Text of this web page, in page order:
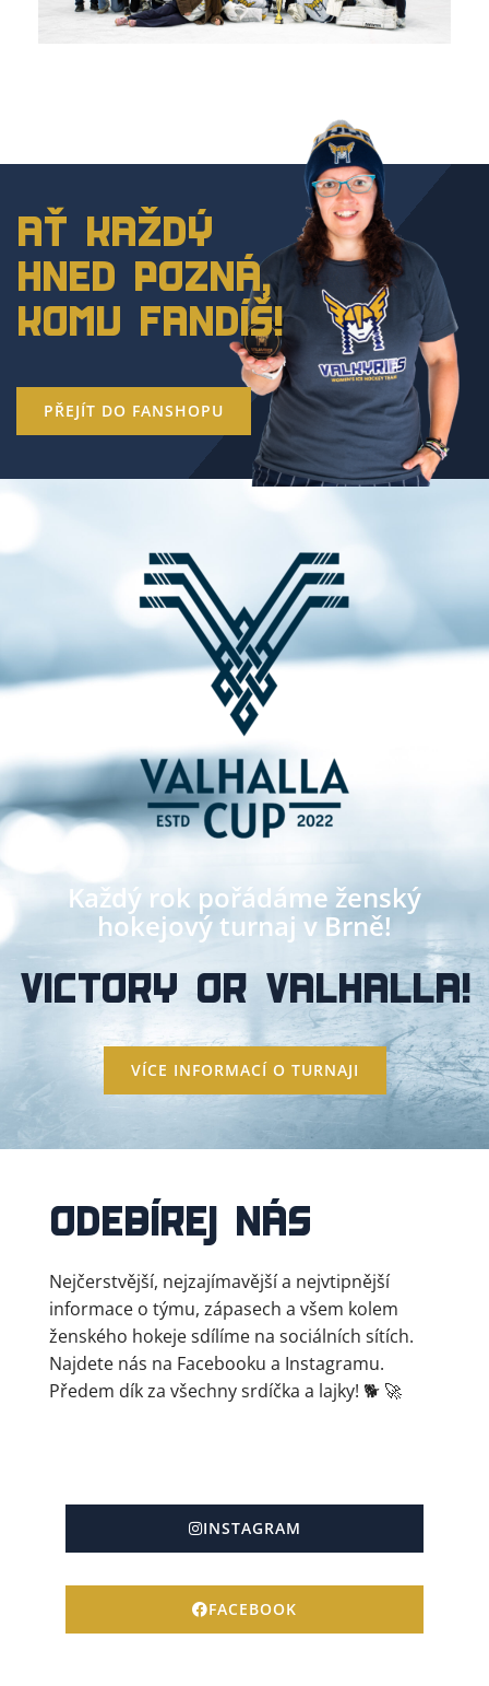
AŤ KAŽDÝ
HNED POZNÁ,
KOMU FANDÍŠ!
PŘEJÍT DO FANSHOPU
Každý rok pořádáme ženský
hokejový turnaj v Brně!
VICTORY OR VALHALLA!
VÍCE INFORMACÍ O TURNAJI
ODEBÍREJ NÁS
Nejčerstvější, nejzajímavější a nejvtipnější
informace o týmu, zápasech a všem kolem
ženského hokeje sdílíme na sociálních sítích.
Najdete nás na Facebooku a Instagramu.
Předem dík za všechny srdíčka a lajky! 🐕 🚀
INSTAGRAM
FACEBOOK